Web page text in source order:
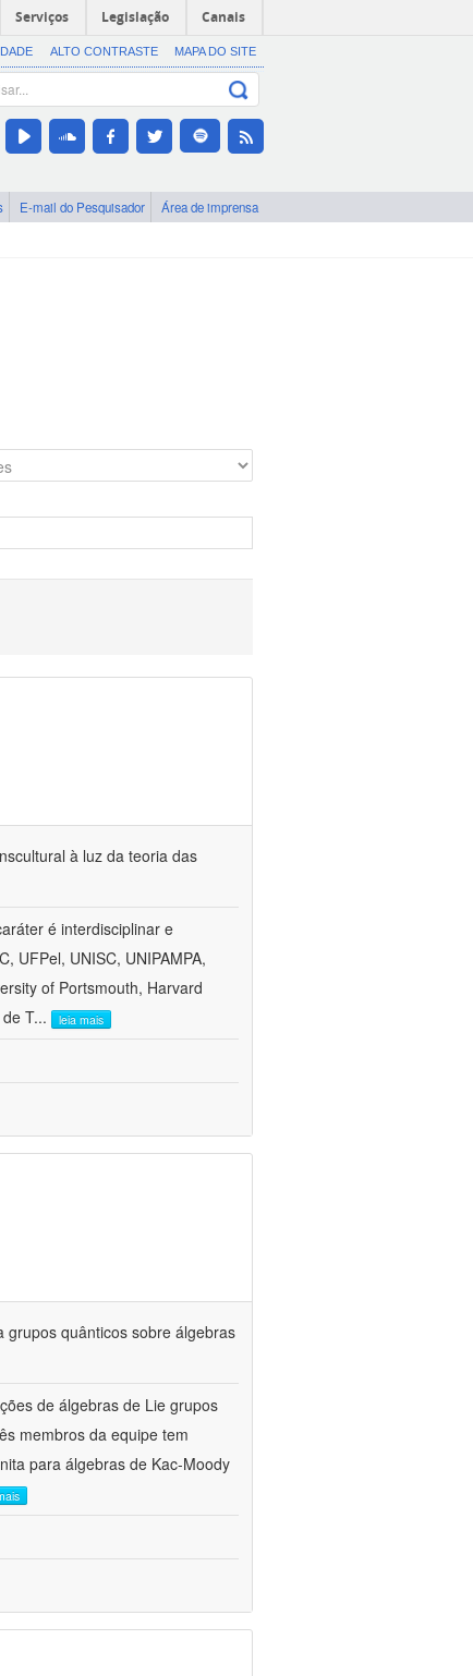
Serviços Legislação Canais
ALTO CONTRASTE MAPA DO SITE
E-mail do Pesquisador Área de imprensa
à luz da teoria das
é interdisciplinar e
UFPel, UNISC, UNIPAMPA,
of Portsmouth, Harvard
T... leia mais
quânticos sobre álgebras
de álgebras de Lie grupos
membros da equipe tem
para álgebras de Kac-Moody